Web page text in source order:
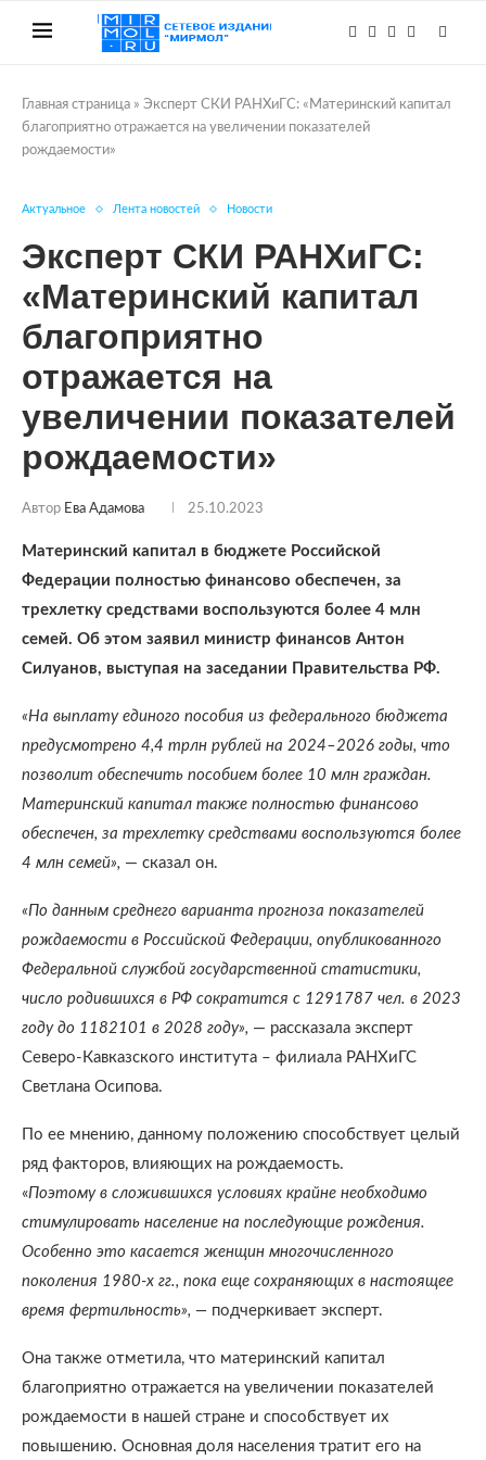
Главная страница » Эксперт СКИ РАНХиГС: «Материнский капитал
благоприятно отражается на увеличении показателей
рождаемости»
Актуальное Лента новостей Новости
Эксперт СКИ РАНХиГС:
«Материнский капитал
благоприятно
отражается на
увеличении показателей
рождаемости»
Автор Ева Адамова 25.10.2023
Материнский капитал в бюджете Российской
Федерации полностью финансово обеспечен, за
трехлетку средствами воспользуются более 4 млн
семей. Об этом заявил министр финансов Антон
Силуанов, выступая на заседании Правительства РФ.
«На выплату единого пособия из федерального бюджета
предусмотрено 4,4 трлн рублей на 2024–2026 годы, что
позволит обеспечить пособием более 10 млн граждан.
Материнский капитал также полностью финансово
обеспечен, за трехлетку средствами воспользуются более
4 млн семей», — сказал он.
«По данным среднего варианта прогноза показателей
рождаемости в Российской Федерации, опубликованного
Федеральной службой государственной статистики,
число родившихся в РФ сократится с 1291787 чел. в 2023
году до 1182101 в 2028 году», — рассказала эксперт
Северо-Кавказского института – филиала РАНХиГС
Светлана Осипова.
По ее мнению, данному положению способствует целый
ряд факторов, влияющих на рождаемость.
«Поэтому в сложившихся условиях крайне необходимо
стимулировать население на последующие рождения.
Особенно это касается женщин многочисленного
поколения 1980-х гг., пока еще сохраняющих в настоящее
время фертильность», — подчеркивает эксперт.
Она также отметила, что материнский капитал
благоприятно отражается на увеличении показателей
рождаемости в нашей стране и способствует их
повышению. Основная доля населения тратит его на